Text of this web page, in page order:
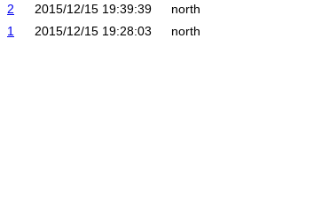
2
2015/12/15 19:39:39
north
1
2015/12/15 19:28:03 north